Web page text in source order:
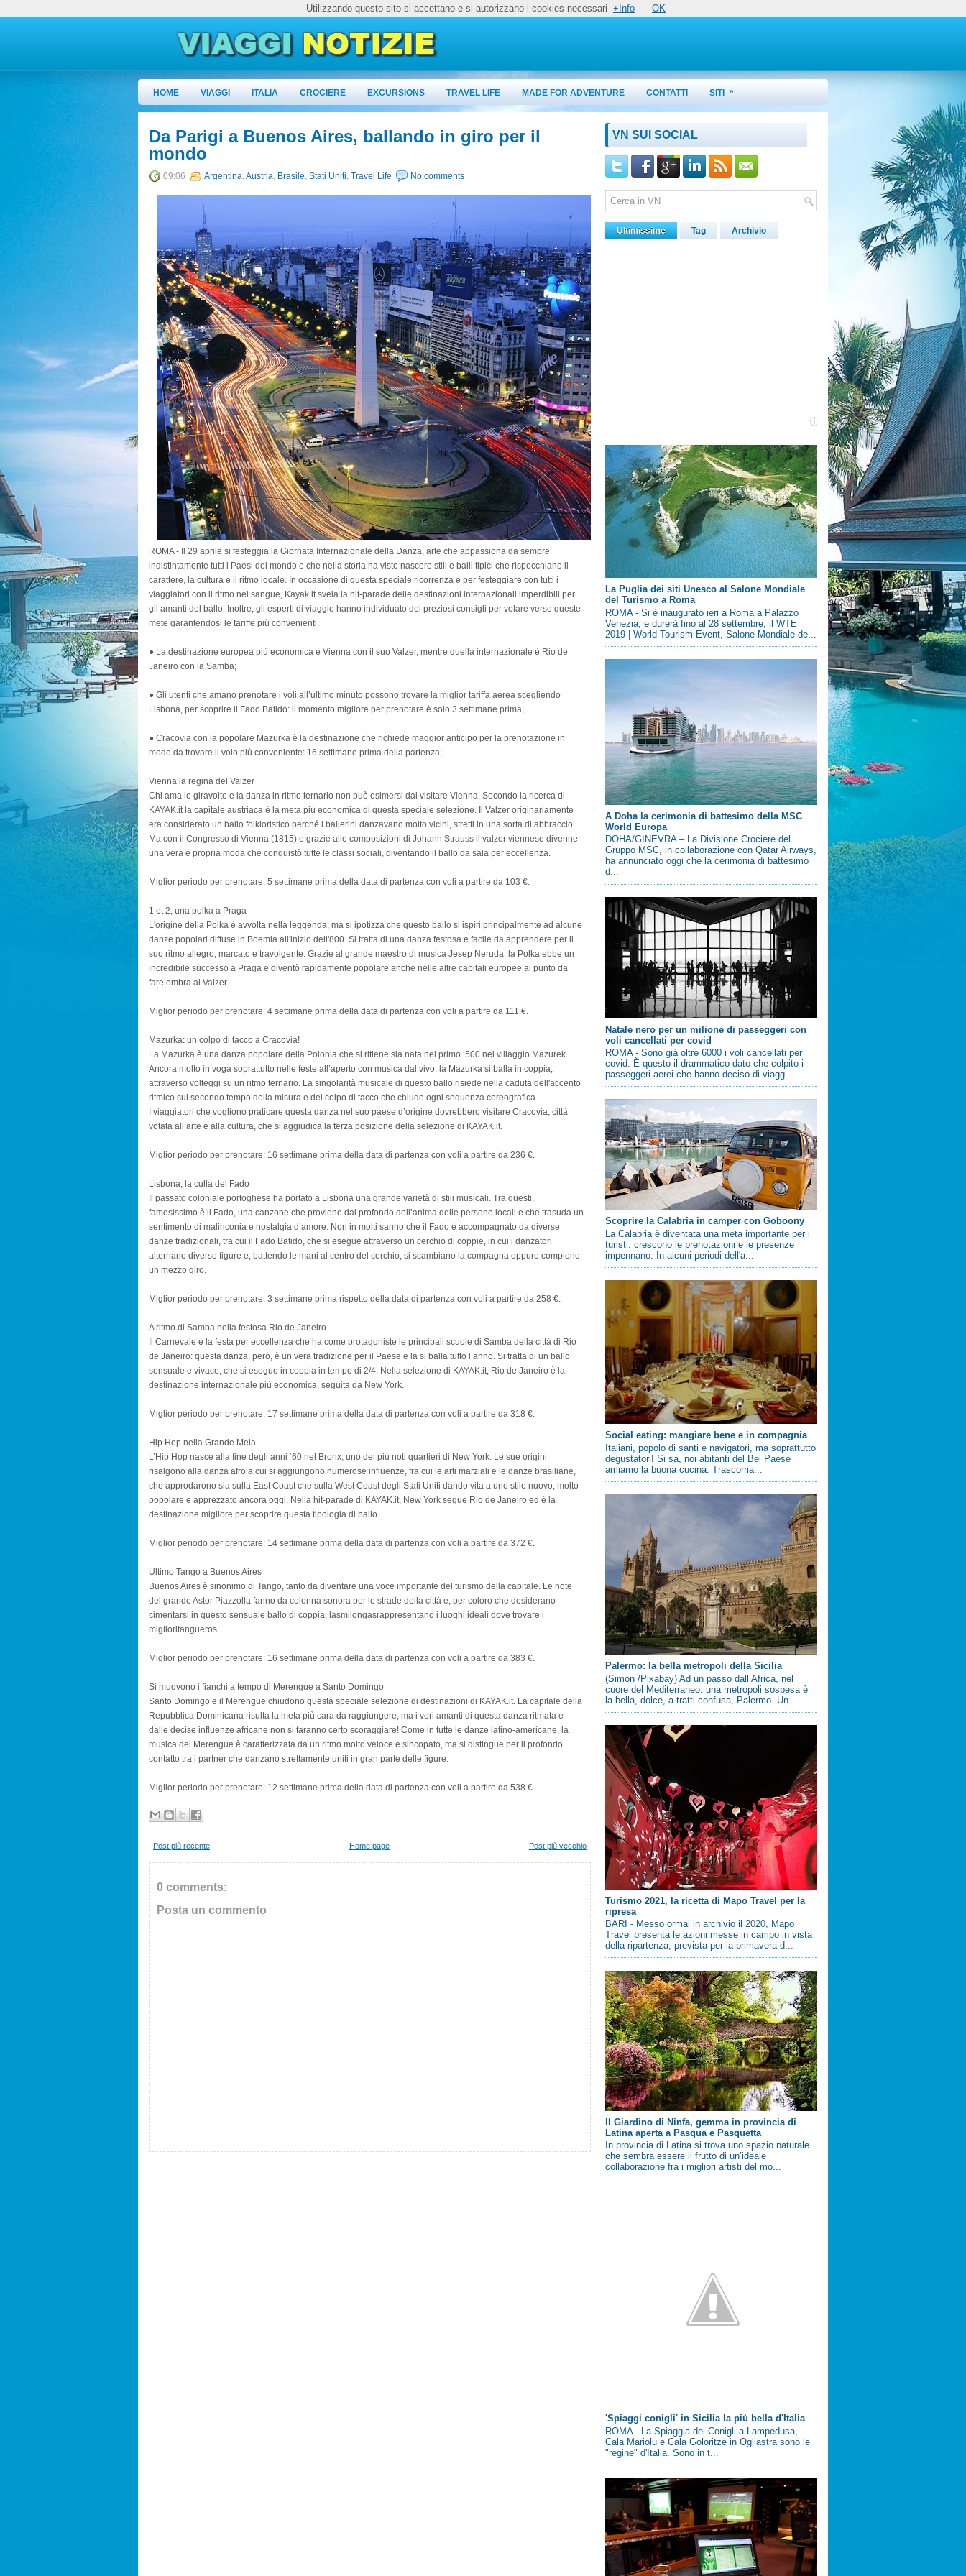
HOME VIAGGI ITALIA CROCIERE EXCURSIONS TRAVEL LIFE MADE FOR ADVENTURE CONTATTI SITI »
Da Parigi a Buenos Aires, ballando in giro per il
mondo
09:06 Argentina,Austria, Brasile, Stati Uniti, Travel Life No comments
ROMA - Il 29 aprile si festeggia la Giornata Internazionale della Danza, arte che appassiona da sempre
indistintamente tutti i Paesi del mondo e che nella storia ha visto nascere stili e balli tipici che rispecchiano il
carattere, la cultura e il ritmo locale. In occasione di questa speciale ricorrenza e per festeggiare con tutti i
viaggiatori con il ritmo nel sangue, Kayak.it svela la hit-parade delle destinazioni internazionali imperdibili per
gli amanti del ballo. Inoltre, gli esperti di viaggio hanno individuato dei preziosi consigli per volare verso queste
mete garantendosi le tariffe più convenienti.
● La destinazione europea più economica è Vienna con il suo Valzer, mentre quella internazionale è Rio de
Janeiro con la Samba;
● Gli utenti che amano prenotare i voli all’ultimo minuto possono trovare la miglior tariffa aerea scegliendo
Lisbona, per scoprire il Fado Batido: il momento migliore per prenotare è solo 3 settimane prima;
● Cracovia con la popolare Mazurka è la destinazione che richiede maggior anticipo per la prenotazione in
modo da trovare il volo più conveniente: 16 settimane prima della partenza;
Vienna la regina del Valzer
Chi ama le giravolte e la danza in ritmo ternario non può esimersi dal visitare Vienna. Secondo la ricerca di
KAYAK.it la capitale austriaca è la meta più economica di questa speciale selezione. Il Valzer originariamente
era considerato un ballo folkloristico perché i ballerini danzavano molto vicini, stretti in una sorta di abbraccio.
Ma con il Congresso di Vienna (1815) e grazie alle composizioni di Johann Strauss il valzer viennese divenne
una vera e propria moda che conquistò tutte le classi sociali, diventando il ballo da sala per eccellenza.
Miglior periodo per prenotare: 5 settimane prima della data di partenza con voli a partire da 103 €.
1 et 2, una polka a Praga
L'origine della Polka è avvolta nella leggenda, ma si ipotizza che questo ballo si ispiri principalmente ad alcune
danze popolari diffuse in Boemia all'inizio dell'800. Si tratta di una danza festosa e facile da apprendere per il
suo ritmo allegro, marcato e travolgente. Grazie al grande maestro di musica Jesep Neruda, la Polka ebbe un
incredibile successo a Praga e diventò rapidamente popolare anche nelle altre capitali europee al punto da
fare ombra al Valzer.
Miglior periodo per prenotare: 4 settimane prima della data di partenza con voli a partire da 111 €.
Mazurka: un colpo di tacco a Cracovia!
La Mazurka è una danza popolare della Polonia che si ritiene sia nata nel primo ‘500 nel villaggio Mazurek.
Ancora molto in voga soprattutto nelle feste all’aperto con musica dal vivo, la Mazurka si balla in coppia,
attraverso volteggi su un ritmo ternario. La singolarità musicale di questo ballo risiede nella caduta dell'accento
ritmico sul secondo tempo della misura e del colpo di tacco che chiude ogni sequenza coreografica.
I viaggiatori che vogliono praticare questa danza nel suo paese d’origine dovrebbero visitare Cracovia, città
votata all’arte e alla cultura, che si aggiudica la terza posizione della selezione di KAYAK.it.
Miglior periodo per prenotare: 16 settimane prima della data di partenza con voli a partire da 236 €.
Lisbona, la culla del Fado
Il passato coloniale portoghese ha portato a Lisbona una grande varietà di stili musicali. Tra questi,
famosissimo è il Fado, una canzone che proviene dal profondo dell’anima delle persone locali e che trasuda un
sentimento di malinconia e nostalgia d’amore. Non in molti sanno che il Fado è accompagnato da diverse
danze tradizionali, tra cui il Fado Batido, che si esegue attraverso un cerchio di coppie, in cui i danzatori
alternano diverse figure e, battendo le mani al centro del cerchio, si scambiano la compagna oppure compiono
un mezzo giro.
Miglior periodo per prenotare: 3 settimane prima rispetto della data di partenza con voli a partire da 258 €.
A ritmo di Samba nella festosa Rio de Janeiro
Il Carnevale è la festa per eccellenza che ha come protagoniste le principali scuole di Samba della città di Rio
de Janeiro: questa danza, però, è un vera tradizione per il Paese e la si balla tutto l’anno. Si tratta di un ballo
sensuale e vivace, che si esegue in coppia in tempo di 2/4. Nella selezione di KAYAK.it, Rio de Janeiro è la
destinazione internazionale più economica, seguita da New York.
Miglior periodo per prenotare: 17 settimane prima della data di partenza con voli a partire da 318 €.
Hip Hop nella Grande Mela
L’Hip Hop nasce alla fine degli anni ‘60 nel Bronx, uno dei più noti quartieri di New York. Le sue origini
risalgono alla danza afro a cui si aggiungono numerose influenze, fra cui le arti marziali e le danze brasiliane,
che approdarono sia sulla East Coast che sulla West Coast degli Stati Uniti dando vita a uno stile nuovo, molto
popolare e apprezzato ancora oggi. Nella hit-parade di KAYAK.it, New York segue Rio de Janeiro ed è la
destinazione migliore per scoprire questa tipologia di ballo.
Miglior periodo per prenotare: 14 settimane prima della data di partenza con voli a partire da 372 €.
Ultimo Tango a Buenos Aires
Buenos Aires è sinonimo di Tango, tanto da diventare una voce importante del turismo della capitale. Le note
del grande Astor Piazzolla fanno da colonna sonora per le strade della città e, per coloro che desiderano
cimentarsi in questo sensuale ballo di coppia, lasmilongasrappresentano i luoghi ideali dove trovare i
miglioritangueros.
Miglior periodo per prenotare: 16 settimane prima della data di partenza con voli a partire da 383 €.
Si muovono i fianchi a tempo di Merengue a Santo Domingo
Santo Domingo e il Merengue chiudono questa speciale selezione di destinazioni di KAYAK.it. La capitale della
Repubblica Dominicana risulta la meta più cara da raggiungere, ma i veri amanti di questa danza ritmata e
dalle decise influenze africane non si faranno certo scoraggiare! Come in tutte le danze latino-americane, la
musica del Merengue è caratterizzata da un ritmo molto veloce e sincopato, ma si distingue per il profondo
contatto tra i partner che danzano strettamente uniti in gran parte delle figure.
Miglior periodo per prenotare: 12 settimane prima della data di partenza con voli a partire da 538 €.
Post più recente Post più vecchio
Home page
0 comments:
Posta un commento
VN SUI SOCIAL
Ultimissime Tag Archivio
La Puglia dei siti Unesco al Salone Mondiale
del Turismo a Roma
ROMA - Si è inaugurato ieri a Roma a Palazzo
Venezia, e durerà fino al 28 settembre, il WTE
2019 | World Tourism Event, Salone Mondiale de...
A Doha la cerimonia di battesimo della MSC
World Europa
DOHA/GINEVRA – La Divisione Crociere del
Gruppo MSC, in collaborazione con Qatar Airways,
ha annunciato oggi che la cerimonia di battesimo
d...
Natale nero per un milione di passeggeri con
voli cancellati per covid
ROMA - Sono già oltre 6000 i voli cancellati per
covid. È questo il drammatico dato che colpito i
passeggeri aerei che hanno deciso di viagg...
Scoprire la Calabria in camper con Goboony
La Calabria è diventata una meta importante per i
turisti: crescono le prenotazioni e le presenze
impennano. In alcuni periodi dell'a...
Social eating: mangiare bene e in compagnia
Italiani, popolo di santi e navigatori, ma soprattutto
degustatori! Si sa, noi abitanti del Bel Paese
amiamo la buona cucina. Trascorria...
Palermo: la bella metropoli della Sicilia
(Simon /Pixabay) Ad un passo dall’Africa, nel
cuore del Mediterraneo: una metropoli sospesa è
la bella, dolce, a tratti confusa, Palermo. Un...
Turismo 2021, la ricetta di Mapo Travel per la
ripresa
BARI - Messo ormai in archivio il 2020, Mapo
Travel presenta le azioni messe in campo in vista
della ripartenza, prevista per la primavera d...
Il Giardino di Ninfa, gemma in provincia di
Latina aperta a Pasqua e Pasquetta
In provincia di Latina si trova uno spazio naturale
che sembra essere il frutto di un’ideale
collaborazione fra i migliori artisti del mo...
'Spiaggi conigli' in Sicilia la più bella d'Italia
ROMA - La Spiaggia dei Conigli a Lampedusa,
Cala Mariolu e Cala Goloritze in Ogliastra sono le
"regine" d'Italia. Sono in t...
Utilizzando questo sito si accettano e si autorizzano i cookies necessari +Info OK